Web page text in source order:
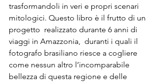
trasformandoli in veri e propri scenari
mitologici. Questo libro è il frutto di un
progetto  realizzato durante 6 anni di
viaggi in Amazzonia,  duranti i quali il
fotografo brasiliano riesce a cogliere
come nessun altro l’incomparabile
bellezza di questa regione e delle